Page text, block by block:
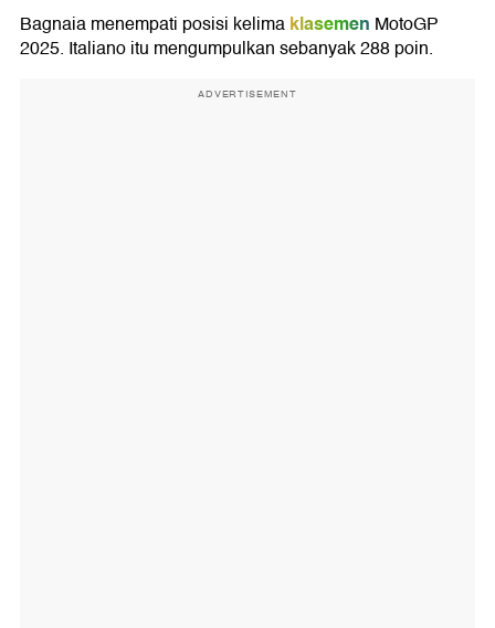
Bagnaia menempati posisi kelimaklasemen MotoGP
2025. Italiano itu mengumpulkan sebanyak 288 poin.
ADVERTISEMENT